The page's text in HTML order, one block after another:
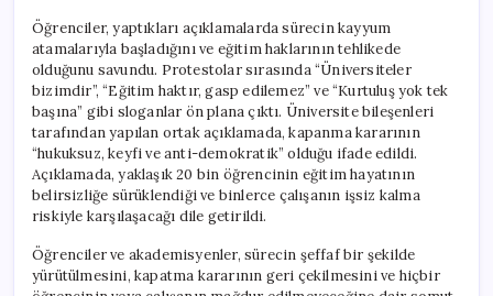
Öğrenciler, yaptıkları açıklamalarda sürecin kayyum
atamalarıyla başladığını ve eğitim haklarının tehlikede
olduğunu savundu. Protestolar sırasında “Üniversiteler
bizimdir”, “Eğitim haktır, gasp edilemez” ve “Kurtuluş yok tek
başına” gibi sloganlar ön plana çıktı. Üniversite bileşenleri
tarafından yapılan ortak açıklamada, kapanma kararının
“hukuksuz, keyfi ve anti-demokratik” olduğu ifade edildi.
Açıklamada, yaklaşık 20 bin öğrencinin eğitim hayatının
belirsizliğe sürüklendiği ve binlerce çalışanın işsiz kalma
riskiyle karşılaşacağı dile getirildi.
Öğrenciler ve akademisyenler, sürecin şeffaf bir şekilde
yürütülmesini, kapatma kararının geri çekilmesini ve hiçbir